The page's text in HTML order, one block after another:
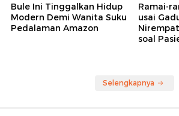
Bule Ini Tinggalkan Hidup
Modern Demi Wanita Suku
Pedalaman Amazon
Ramai-
usai
soal
Selengkapnya